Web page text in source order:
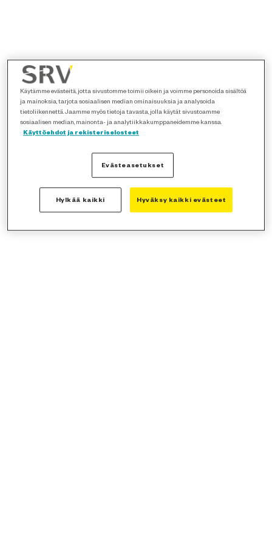
Käytämme evästeitä, jotta sivustomme toimii oikein ja voimme personoida sisältöä
ja mainoksia, tarjota sosiaalisen median ominaisuuksia ja analysoida
tietoliikennettä. Jaamme myös tietoja tavasta, jolla käytät sivustoamme
sosiaalisen median, mainonta- ja analytiikkakumppaneidemme kanssa.
Käyttöehdot ja rekisteriselosteet
Evästeasetukset
Hylkää kaikki Hyväksy kaikki evästeet